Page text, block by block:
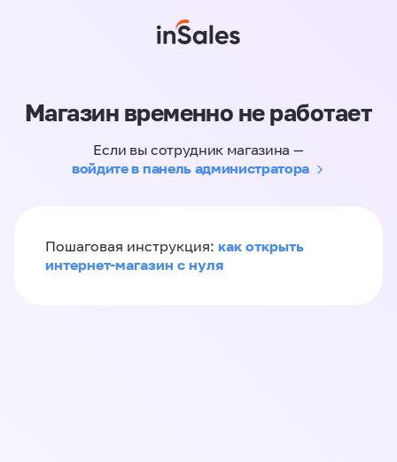
Магазин временно не работает
Если вы сотрудник магазина —
войдите в панель администратора
Пошаговая инструкция: как открыть
интернет-магазин с нуля